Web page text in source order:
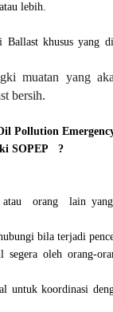
lebih.
khusus yang
muatan yang
bersih.
Pollution
SOPEP ?
orang lain yang
bila terjadi
oleh orang-
untuk koordinasi